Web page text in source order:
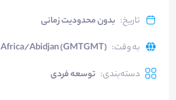
تاریخ: بدون محدودیت زمانی
به وقت:
Africa/Abidjan (GMTGMT)
دسته‌بندی: توسعه فردی